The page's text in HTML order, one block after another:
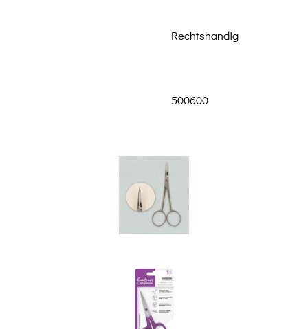
Rechtshandig
500600